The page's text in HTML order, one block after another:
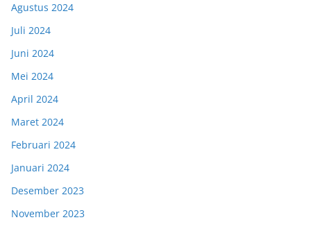
Agustus 2024
Juli 2024
Juni 2024
Mei 2024
April 2024
Maret 2024
Februari 2024
Januari 2024
Desember 2023
November 2023